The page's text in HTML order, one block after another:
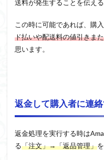
送料が発生することを伝える
この時に可能であれば、購
ド払いや配送料の値引きま
思います。
返金して購入者に連
返金処理を実行する時は
る「注文」→「返品管理」